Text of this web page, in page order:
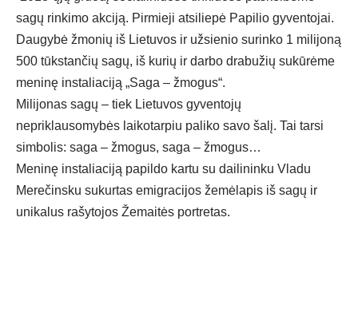
sagų rinkimo akciją. Pirmieji atsiliepė Papilio gyventojai.
Daugybė žmonių iš Lietuvos ir užsienio surinko 1 milijoną
500 tūkstančių sagų, iš kurių ir darbo drabužių sukūrėme
meninę instaliaciją „Saga – žmogus“.
Milijonas sagų – tiek Lietuvos gyventojų
nepriklausomybės laikotarpiu paliko savo šalį. Tai tarsi
simbolis: saga – žmogus, saga – žmogus…
Meninę instaliaciją papildo kartu su dailininku Vladu
Merečinsku sukurtas emigracijos žemėlapis iš sagų ir
unikalus rašytojos Žemaitės portretas.